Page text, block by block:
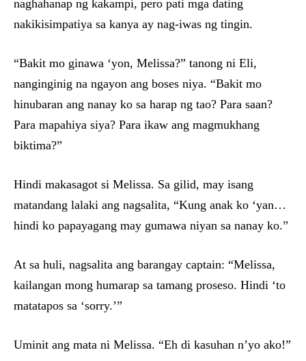
naghahanap ng kakampi, pero pati mga dating
nakikisimpatiya sa kanya ay nag-iwas ng tingin.
“Bakit mo ginawa ‘yon, Melissa?” tanong ni Eli,
nanginginig na ngayon ang boses niya. “Bakit mo
hinubaran ang nanay ko sa harap ng tao? Para saan?
Para mapahiya siya? Para ikaw ang magmukhang
biktima?”
Hindi makasagot si Melissa. Sa gilid, may isang
matandang lalaki ang nagsalita, “Kung anak ko ‘yan…
hindi ko papayagang may gumawa niyan sa nanay ko.”
At sa huli, nagsalita ang barangay captain: “Melissa,
kailangan mong humarap sa tamang proseso. Hindi ‘to
matatapos sa ‘sorry.’”
Uminit ang mata ni Melissa. “Eh di kasuhan n’yo ako!”